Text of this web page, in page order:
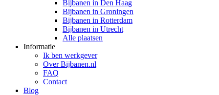
Bijbanen in Den Haag
Bijbanen in Groningen
Bijbanen in Rotterdam
Bijbanen in Utrecht
Alle plaatsen
Informatie
Ik ben werkgever
Over Bijbanen.nl
FAQ
Contact
Blog